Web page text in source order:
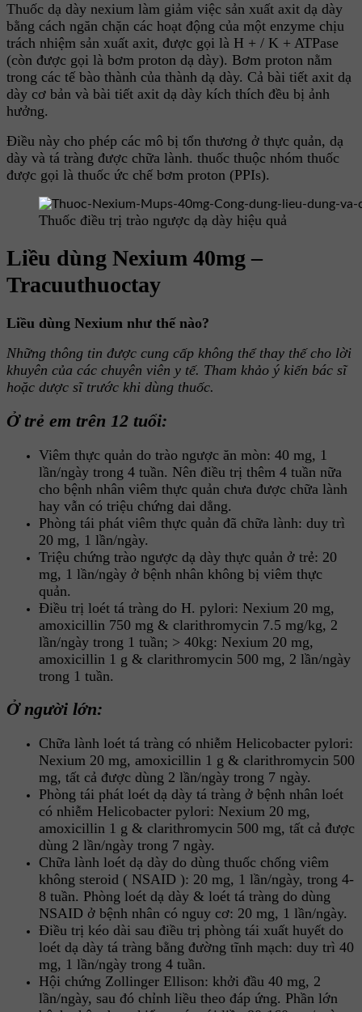
Thuốc dạ dày nexium làm giảm việc sản xuất axit dạ dày
bằng cách ngăn chặn các hoạt động của một enzyme chịu
trách nhiệm sản xuất axit, được gọi là H + / K + ATPase
(còn được gọi là bơm proton dạ dày). Bơm proton nằm
trong các tế bào thành của thành dạ dày. Cả bài tiết axit dạ
dày cơ bản và bài tiết axit dạ dày kích thích đều bị ảnh
hưởng.
Điều này cho phép các mô bị tổn thương ở thực quản, dạ
dày và tá tràng được chữa lành. thuốc thuộc nhóm thuốc
được gọi là thuốc ức chế bơm proton (PPIs).
Thuốc điều trị trào ngược dạ dày hiệu quả
Liều dùng Nexium 40mg –
Tracuuthuoctay
Liều dùng Nexium như thế nào?
Những thông tin được cung cấp không thể thay thế cho lời
khuyên của các chuyên viên y tế. Tham khảo ý kiến bác sĩ
hoặc dược sĩ trước khi dùng thuốc.
Ở trẻ em trên 12 tuổi:
Viêm thực quản do trào ngược ăn mòn: 40 mg, 1
lần/ngày trong 4 tuần. Nên điều trị thêm 4 tuần nữa
cho bệnh nhân viêm thực quản chưa được chữa lành
hay vẫn có triệu chứng dai dẳng.
Phòng tái phát viêm thực quản đã chữa lành: duy trì
20 mg, 1 lần/ngày.
Triệu chứng trào ngược dạ dày thực quản ở trẻ: 20
mg, 1 lần/ngày ở bệnh nhân không bị viêm thực
quản.
Điều trị loét tá tràng do H. pylori: Nexium 20 mg,
amoxicillin 750 mg & clarithromycin 7.5 mg/kg, 2
lần/ngày trong 1 tuần; > 40kg: Nexium 20 mg,
amoxicillin 1 g & clarithromycin 500 mg, 2 lần/ngày
trong 1 tuần.
Ở người lớn:
Chữa lành loét tá tràng có nhiễm Helicobacter pylori:
Nexium 20 mg, amoxicillin 1 g & clarithromycin 500
mg, tất cả được dùng 2 lần/ngày trong 7 ngày.
Phòng tái phát loét dạ dày tá tràng ở bệnh nhân loét
có nhiễm Helicobacter pylori: Nexium 20 mg,
amoxicillin 1 g & clarithromycin 500 mg, tất cả được
dùng 2 lần/ngày trong 7 ngày.
Chữa lành loét dạ dày do dùng thuốc chống viêm
không steroid ( NSAID ): 20 mg, 1 lần/ngày, trong 4-
8 tuần. Phòng loét dạ dày & loét tá tràng do dùng
NSAID ở bệnh nhân có nguy cơ: 20 mg, 1 lần/ngày.
Điều trị kéo dài sau điều trị phòng tái xuất huyết do
loét dạ dày tá tràng bằng đường tĩnh mạch: duy trì 40
mg, 1 lần/ngày trong 4 tuần.
Hội chứng Zollinger Ellison: khởi đầu 40 mg, 2
lần/ngày, sau đó chỉnh liều theo đáp ứng. Phần lớn